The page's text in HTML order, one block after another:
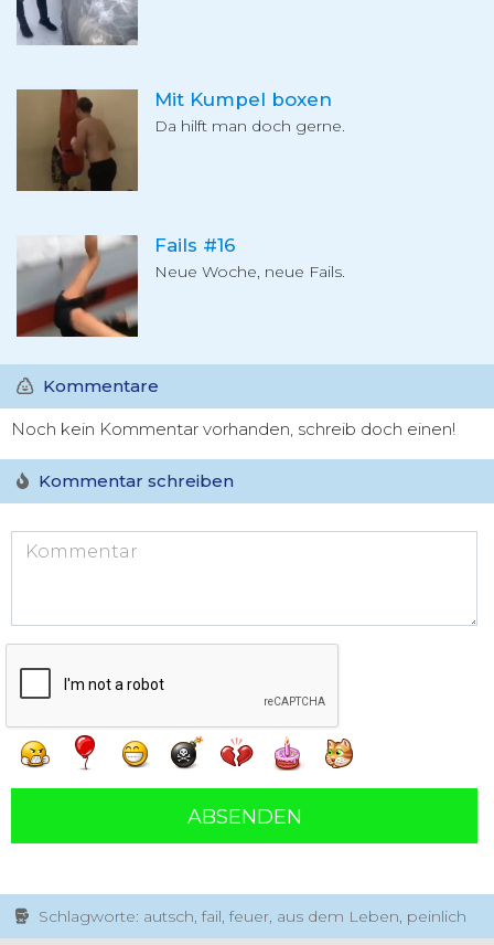
Mit Kumpel boxen
Da hilft man doch gerne.
Fails #16
Neue Woche, neue Fails.
Kommentare
Noch kein Kommentar vorhanden, schreib doch einen!
Kommentar schreiben
ABSENDEN
Schlagworte: autsch, fail, feuer, aus dem Leben, peinlich